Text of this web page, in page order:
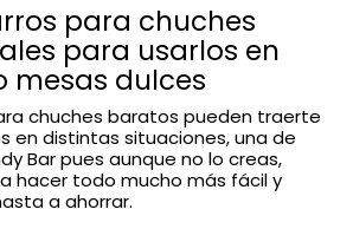
para chuches
para usarlos en
mesas dulces
chuches baratos pueden traerte
en distintas situaciones, una de
Bar pues aunque no lo creas,
hacer todo mucho más fácil y
a ahorrar.